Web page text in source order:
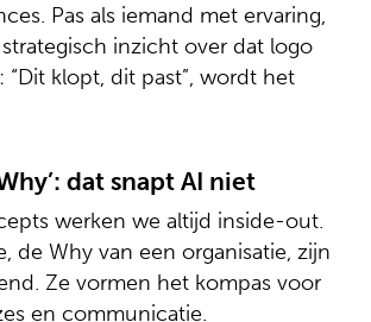
Pas als iemand met ervaring,
inzicht over dat logo
“Dit klopt, dit past”, wordt het
dat snapt AI niet
werken we altijd inside-out.
de Why van een organisatie, zijn
Ze vormen het kompas voor
en communicatie.